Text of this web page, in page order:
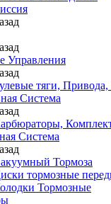
Управления
тяги,
Система
Система
Тормоза
тормозные
Тормозные